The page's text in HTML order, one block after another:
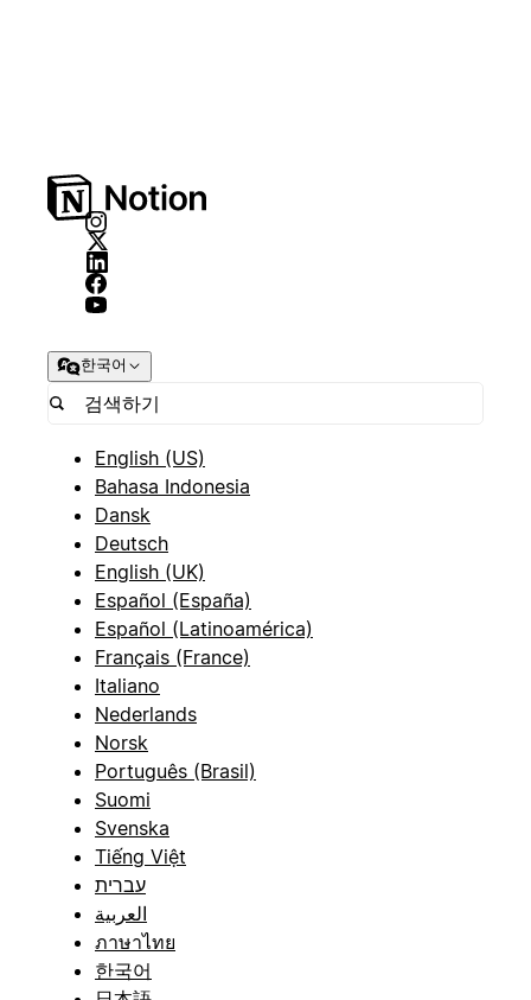
한국어
English (US)
Bahasa Indonesia
Dansk
Deutsch
English (UK)
Español (España)
Español (Latinoamérica)
Français (France)
Italiano
Nederlands
Norsk
Português (Brasil)
Suomi
Svenska
Tiếng Việt
עברית
العربية
ภาษาไทย
한국어